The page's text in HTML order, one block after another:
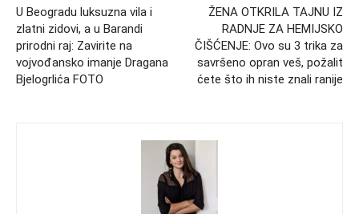
U Beogradu luksuzna vila i
zlatni zidovi, a u Barandi
prirodni raj: Zavirite na
vojvođansko imanje Dragana
Bjelogrlića FOTO
ŽENA OTKRILA TAJNU IZ
RADNJE ZA HEMIJSKO
ČIŠĆENJE: Ovo su 3 trika za
savršeno opran veš, požalit
ćete što ih niste znali ranije